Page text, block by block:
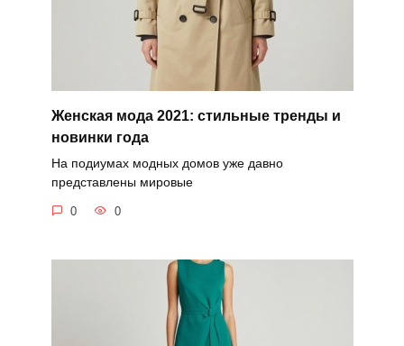
Женская мода 2021: стильные тренды и
новинки года
На подиумах модных домов уже давно
представлены мировые
0 0